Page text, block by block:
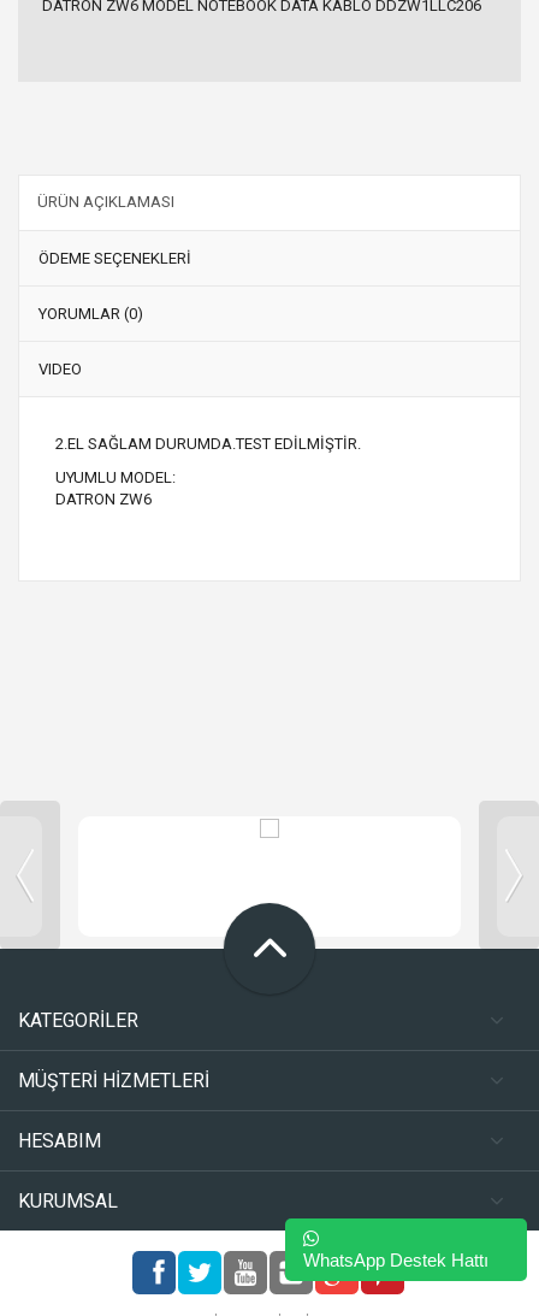
DATRON ZW6 MODEL NOTEBOOK DATA KABLO DDZW1LLC206
ÜRÜN AÇIKLAMASI
ÖDEME SEÇENEKLERİ
YORUMLAR (0)
VIDEO
2.EL SAĞLAM DURUMDA.TEST EDİLMİŞTİR.
UYUMLU MODEL:
DATRON ZW6
KATEGORİLER
MÜŞTERİ HİZMETLERİ
HESABIM
KURUMSAL
WhatsApp Destek Hattı